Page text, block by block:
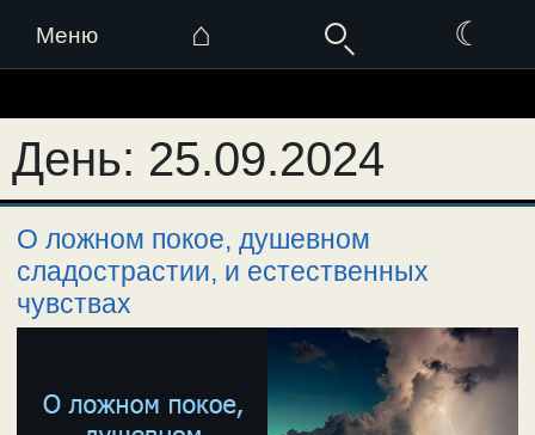
Меню ⌂ ☾
к
содержимому
День: 25.09.2024
О ложном покое, душевном
сладострастии, и естественных
чувствах